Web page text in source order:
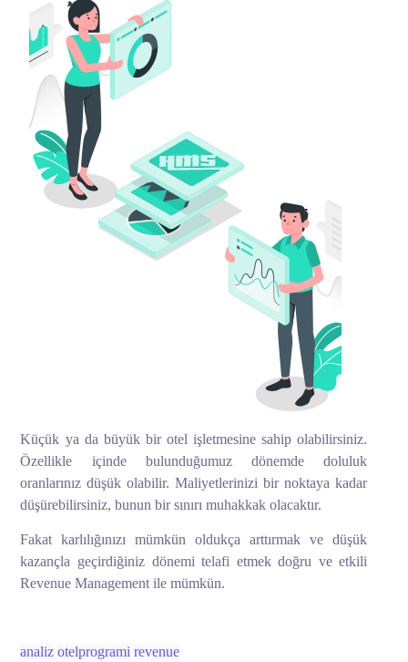
Küçük ya da büyük bir otel işletmesine sahip olabilirsiniz.
Özellikle içinde bulunduğumuz dönemde doluluk
oranlarınız düşük olabilir. Maliyetlerinizi bir noktaya kadar
düşürebilirsiniz, bunun bir sınırı muhakkak olacaktır.
Fakat karlılığınızı mümkün oldukça arttırmak ve düşük
kazançla geçirdiğiniz dönemi telafi etmek doğru ve etkili
Revenue Management ile mümkün.
analiz otelprogrami revenue